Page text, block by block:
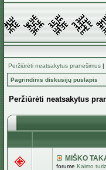
Peržiūrėti neatsakytus pranešimus |
Pagrindinis diskusijų puslapis
Peržiūrėti neatsakytus
MIŠKO
forume Kaimo